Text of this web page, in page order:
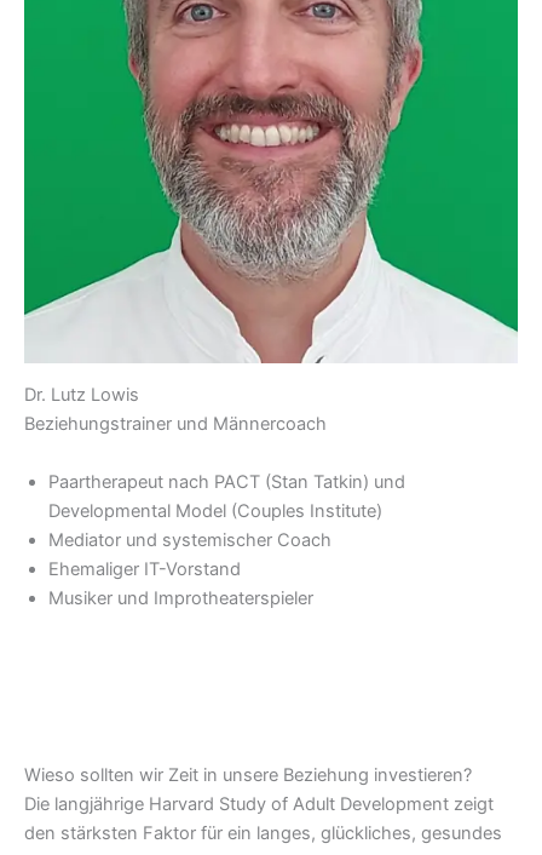
Dr. Lutz Lowis
Beziehungstrainer und Männercoach
Paartherapeut nach PACT (Stan Tatkin) und
Developmental Model (Couples Institute)
Mediator und systemischer Coach
Ehemaliger IT-Vorstand
Musiker und Improtheaterspieler
Wieso sollten wir Zeit in unsere Beziehung investieren?
Die langjährige Harvard Study of Adult Development zeigt
den stärksten Faktor für ein langes, glückliches, gesundes